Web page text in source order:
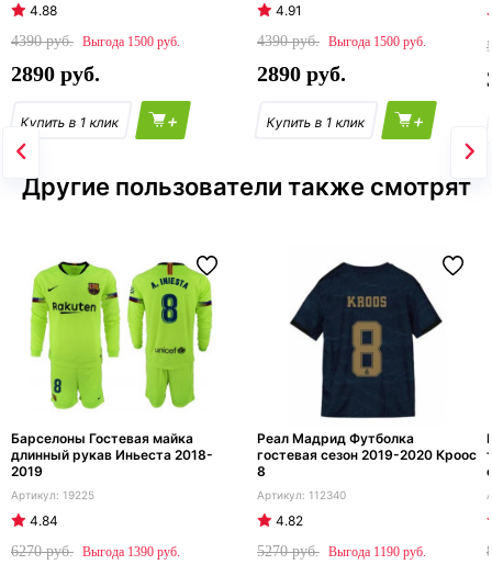
4.88
4390
1500
2890
+
4.91
4390
1500
2890
+
Другие пользователи также смотрят
Барселоны Гостевая майка
длинный рукав Иньеста 2018-
2019
19225
4.84
6270
1390
Реал Мадрид Футболка
гостевая сезон 2019-2020 Кроос
8
112340
4.82
5270
1190